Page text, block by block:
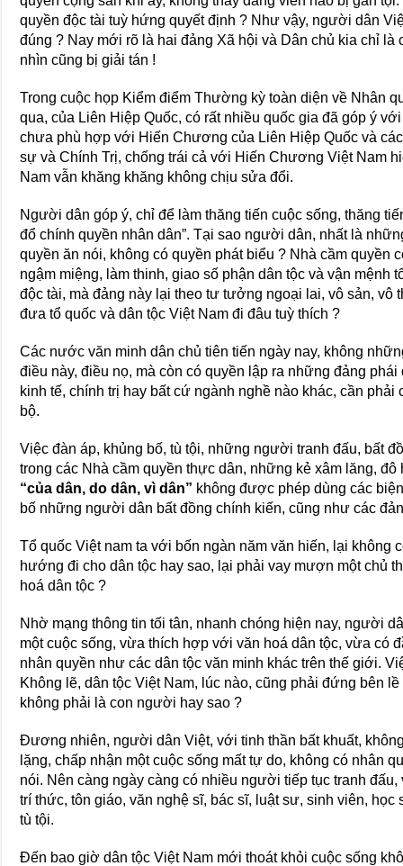
quyền độc tài tuỳ hứng quyết định ? Như vậy, người dân
đúng ? Nay mới rõ là hai đảng Xã hội và Dân chủ kia chỉ là
nhìn cũng bị giải tán !
Trong cuộc họp Kiểm điểm Thường kỳ toàn diện về Nhân
qua, của Liên Hiệp Quốc, có rất nhiều quốc gia đã góp ý
chưa phù hợp với Hiến Chương của Liên Hiệp Quốc và
sự và Chính Trị, chống trái cả với Hiến Chương Việt Nam
Nam vẫn khăng khăng không chịu sửa đổi.
Người dân góp ý, chỉ để làm thăng tiến cuộc sống, thăng
đổ chính quyền nhân dân”. Tại sao người dân, nhất là
quyền ăn nói, không có quyền phát biểu ? Nhà cầm quyền
ngậm miệng, làm thinh, giao số phận dân tộc và vận mệnh
độc tài, mà đảng này lại theo tư tưởng ngoại lai, vô sản, vô
đưa tổ quốc và dân tộc Việt Nam đi đâu tuỳ thích ?
Các nước văn minh dân chủ tiên tiến ngày nay, không
điều này, điều nọ, mà còn có quyền lập ra những đảng
kinh tế, chính trị hay bất cứ ngành nghề nào khác, cần
bộ.
Việc đàn áp, khủng bố, tù tội, những người tranh đấu, bất
trong các Nhà cầm quyền thực dân, những kẻ xâm lăng,
“của dân, do dân, vì dân” không được phép dùng các
bố những người dân bất đồng chính kiến, cũng như các
Tổ quốc Việt nam ta với bốn ngàn năm văn hiến, lại không
hướng đi cho dân tộc hay sao, lại phải vay mượn một chủ
hoá dân tộc ?
Nhờ mạng thông tin tối tân, nhanh chóng hiện nay, người
một cuộc sống, vừa thích hợp với văn hoá dân tộc, vừa có
nhân quyền như các dân tộc văn minh khác trên thế giới.
Không lẽ, dân tộc Việt Nam, lúc nào, cũng phải đứng bên
không phải là con người hay sao ?
Đương nhiên, người dân Việt, với tinh thần bất khuất,
lặng, chấp nhận một cuộc sống mất tự do, không có nhân
nói. Nên càng ngày càng có nhiều người tiếp tục tranh
trí thức, tôn giáo, văn nghệ sĩ, bác sĩ, luật sư, sinh viên, học
tù tội.
Đến bao giờ dân tộc Việt Nam mới thoát khỏi cuộc sống